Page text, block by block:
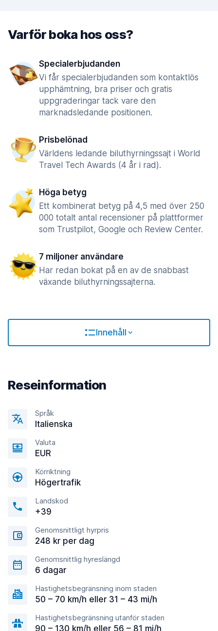
Varför boka hos oss?
Specialerbjudanden
Vi får specialerbjudanden som kontaktlös
upphämtning, bra priser och gratis
uppgraderingar tack vare den
marknadsledande positionen.
Prisbelönad
Världens ledande biluthyrningssajt i World
Travel Tech Awards (4 år i rad).
Höga betyg
Ett kombinerat betyg på 4,5 med över 250
000 totalt antal recensioner på plattformer
som Trustpilot, Google och Review Center.
7 miljoner användare
Har redan bokat på en av de snabbast
växande biluthyrningssajterna.
Innehåll
Reseinformation
Språk
Italienska
Valuta
EUR
Körriktning
Högertrafik
Landskod
+39
Genomsnittligt hyrpris
248 kr per dag
Genomsnittlig hyreslängd
6 dagar
Hastighetsbegränsning inom staden
50 – 70 km/h eller 31 – 43 mi/h
Hastighetsbegränsning utanför staden
90 – 130 km/h eller 56 – 81 mi/h